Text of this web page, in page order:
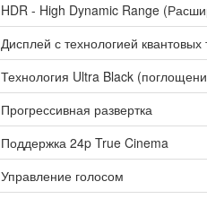
HDR - High Dynamic Range
Дисплей с технологией квантовых
Технология Ultra Black
Прогрессивная развертка
Поддержка 24p True Cinema
Управление голосом